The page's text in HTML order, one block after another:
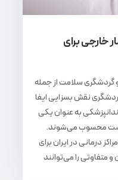
خارجی برای
گردشگری سلامت از جمله
نقش بسزایی ایفا
به عنوان یکی
محسوب می‌شوند.
درمانی در ایران برای
متفاوتی را می‌توانند